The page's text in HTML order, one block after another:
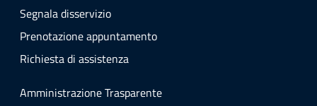
Segnala disservizio
Prenotazione appuntamento
Richiesta di assistenza
Amministrazione Trasparente